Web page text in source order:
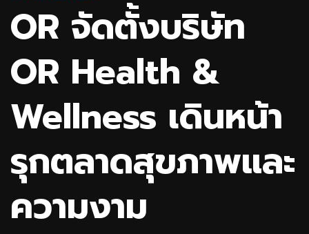
OR จัดตั้งบริษัท
OR Health &
Wellness เดินหน้า
รุกตลาดสุขภาพและ
ความงาม